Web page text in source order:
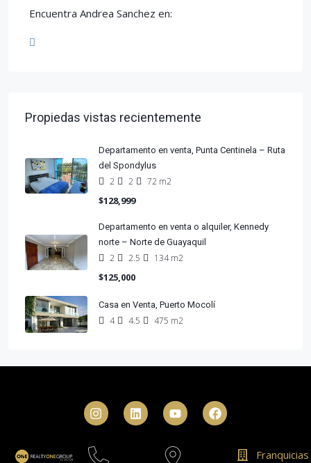
Encuentra Andrea Sanchez en:
Propiedas vistas recientemente
Departamento en venta, Punta Centinela – Ruta
del Spondylus
2 2 72 m2
$128,999
Departamento en venta o alquiler, Kennedy
norte – Norte de Guayaquil
2 2.5 134 m2
$125,000
Casa en Venta, Puerto Mocolí
4 4.5 475 m2
Franquicias